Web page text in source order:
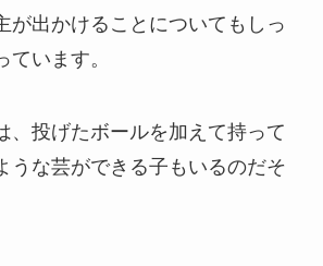
が出かけることについてもしっ
ています。
、投げたボールを加えて持って
うな芸ができる子もいるのだそ